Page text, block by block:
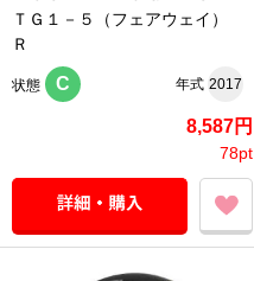
ＴＧ１－５（フェアウェイ）
Ｒ
状態 C 年式 2017
8,587円
78pt